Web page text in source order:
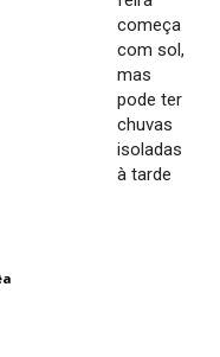
começa
com sol,
mas
pode ter
chuvas
isoladas
à tarde